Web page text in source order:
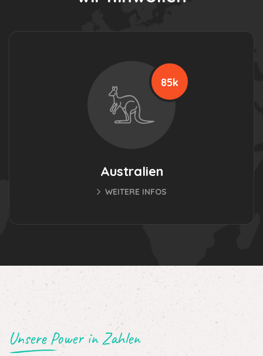
78k
Indien
WEITERE INFOS
Unsere Power in Zahlen